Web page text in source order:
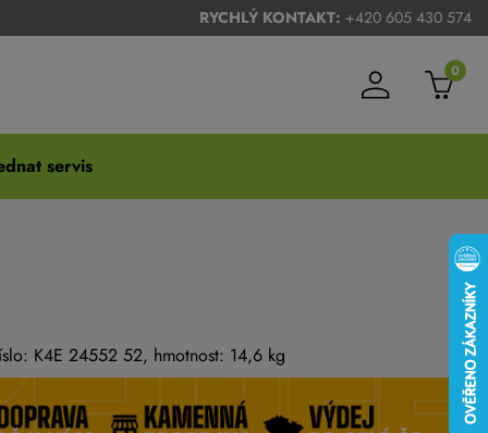
RYCHLÝ KONTAKT: +420 605 430 574
0
servis
K4E 24552 52, hmotnost: 14,6 kg